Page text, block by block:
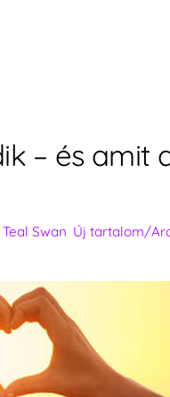
– és amit
Teal Swan Új tartalom/